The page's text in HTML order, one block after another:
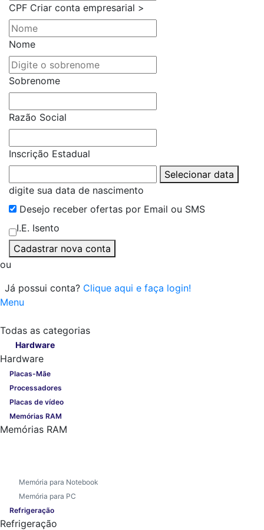
CPF Criar conta empresarial >
Nome
Sobrenome
Razão Social
Inscrição Estadual
Selecionar data
digite sua data de nascimento
Desejo receber ofertas por Email ou SMS
I.E. Isento
Cadastrar nova conta
ou
Já possui conta? Clique aqui e faça login!
Menu
Todas as categorias
Hardware
Hardware
Placas-Mãe
Processadores
Placas de vídeo
Memórias RAM
Memórias RAM
Memória para Notebook
Memória para PC
Refrigeração
Refrigeração